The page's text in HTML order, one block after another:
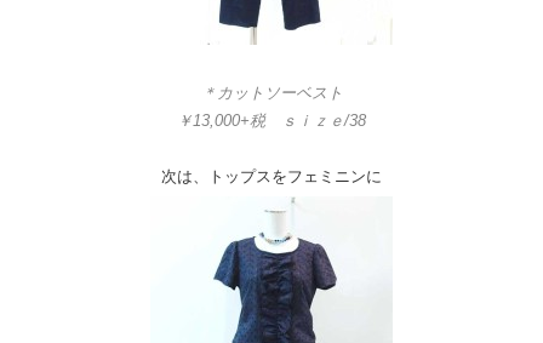
＊カットソーベスト
￥13,000+税 ｓｉｚｅ/38
次は、トップスをフェミニンに